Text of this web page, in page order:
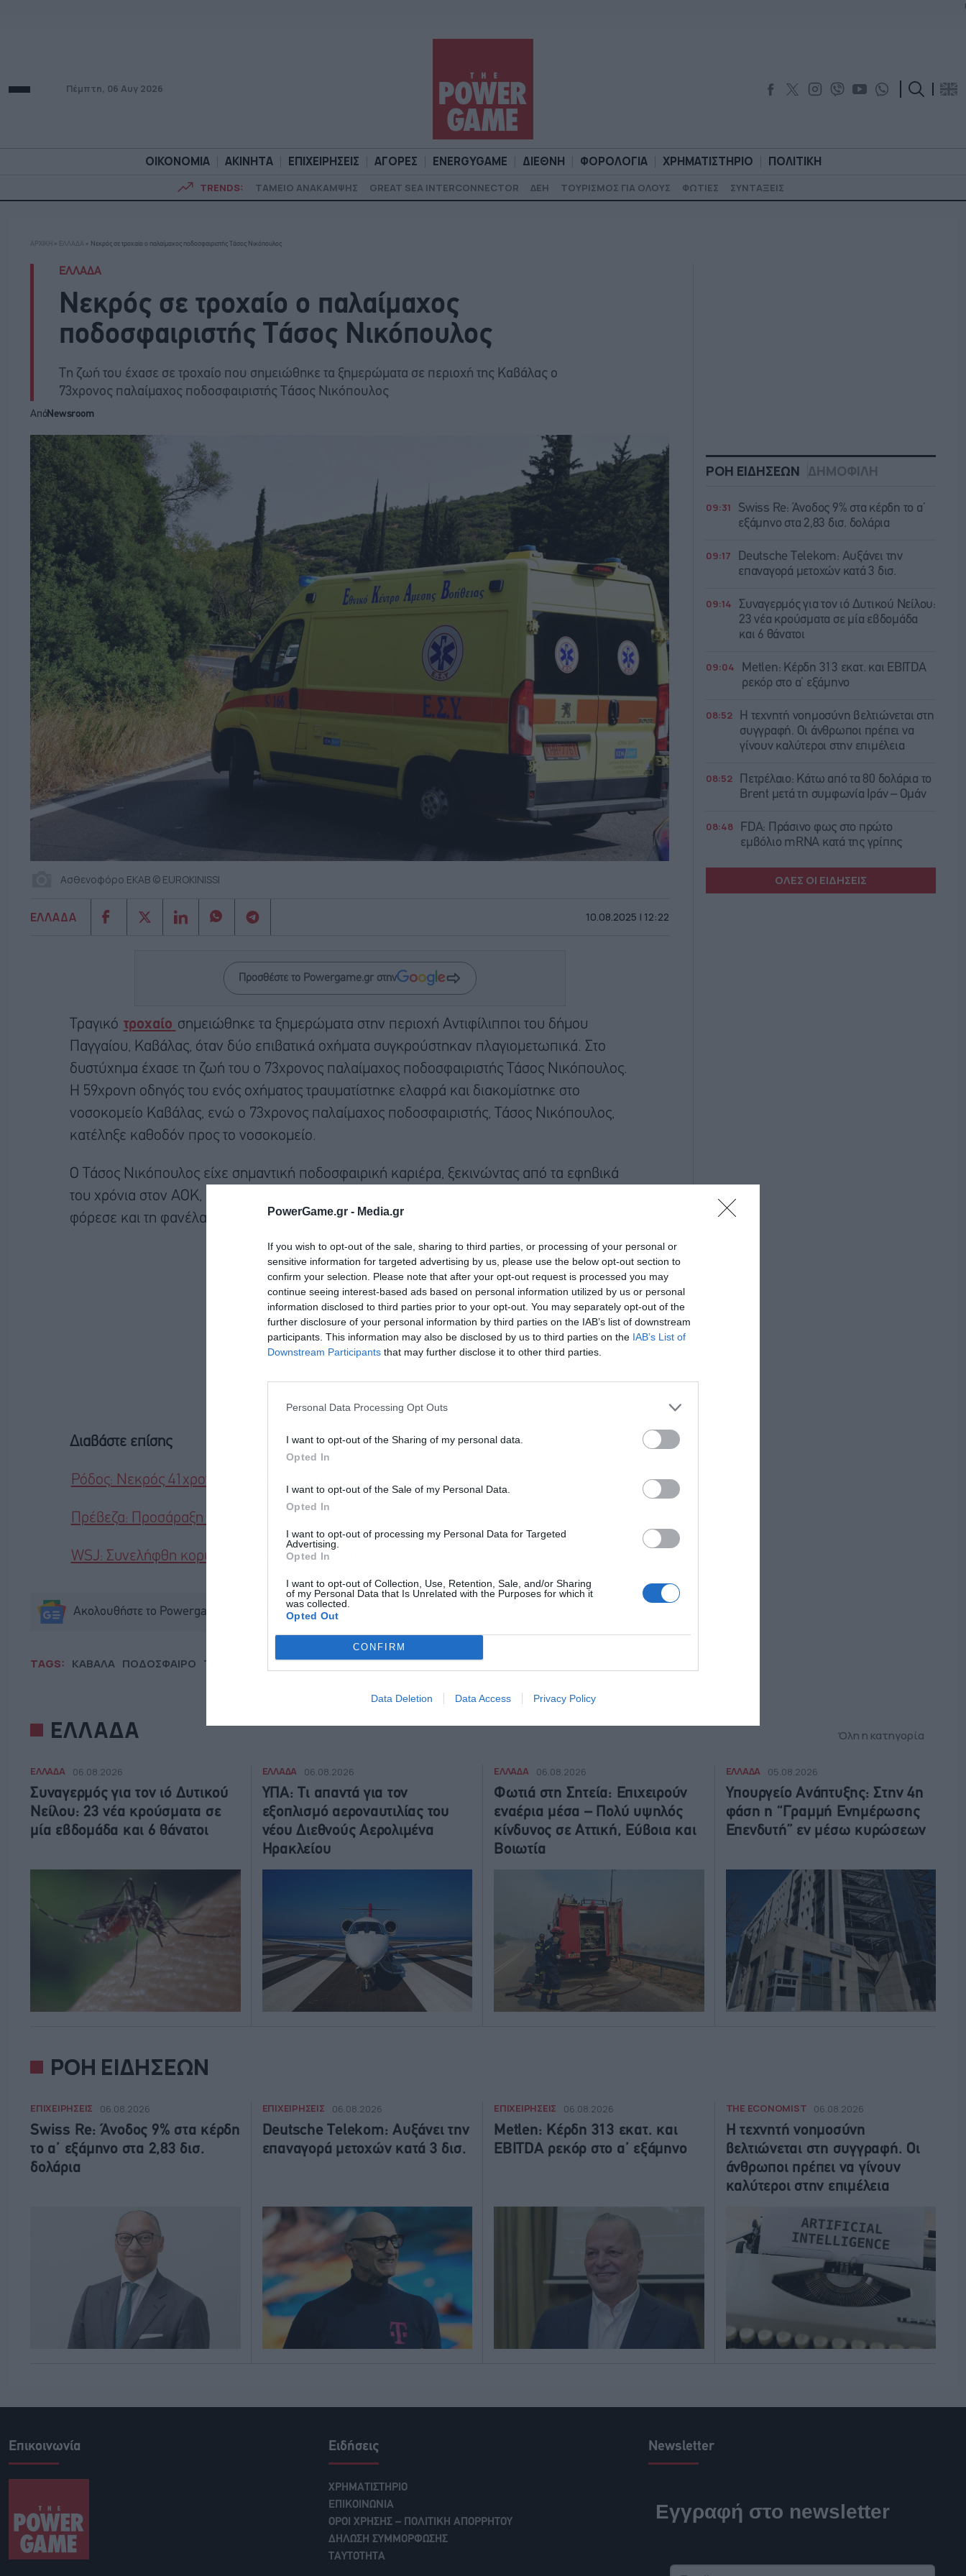
PowerGame.gr - Media.gr
If you wish to opt-out of the sale, sharing to third parties, or processing of your personal or
sensitive information for targeted advertising by us, please use the below opt-out section to
confirm your selection. Please note that after your opt-out request is processed you may
continue seeing interest-based ads based on personal information utilized by us or personal
information disclosed to third parties prior to your opt-out. You may separately opt-out of the
further disclosure of your personal information by third parties on the IAB’s list of downstream
participants. This information may also be disclosed by us to third parties on the IAB’s List of
Downstream Participants that may further disclose it to other third parties.
Personal Data Processing Opt Outs
I want to opt-out of the Sharing of my personal data.
Opted In
I want to opt-out of the Sale of my Personal Data.
Opted In
I want to opt-out of processing my Personal Data for Targeted
Advertising.
Opted In
I want to opt-out of Collection, Use, Retention, Sale, and/or Sharing
of my Personal Data that Is Unrelated with the Purposes for which it
was collected.
Opted Out
CONFIRM
Data Deletion Data Access Privacy Policy
Πέμπτη, 06 Αυγ 2026
ΟΙΚΟΝΟΜΙΑ ΑΚΙΝΗΤΑ ΕΠΙΧΕΙΡΗΣΕΙΣ ΑΓΟΡΕΣ ENERGYGAME ΔΙΕΘΝΗ ΦΟΡΟΛΟΓΙΑ ΧΡΗΜΑΤΙΣΤΗΡΙΟ ΠΟΛΙΤΙΚΗ
TRENDS: ΤΑΜΕΙΟ ΑΝΑΚΑΜΨΗΣ GREAT SEA INTERCONNECTOR ΔΕΗ ΤΟΥΡΙΣΜΟΣ ΓΙΑ ΟΛΟΥΣ ΦΩΤΙΕΣ ΣΥΝΤΑΞΕΙΣ
ΟΙΚΟΝΟΜΙΑ
ΑΡΧΙΚΗ » ΕΛΛΑΔΑ » Νεκρός σε τροχαίο ο παλαίμαχος ποδοσφαιριστής Τάσος Νικόπουλος
ΕΛΛΑΔΑ
Νεκρός σε τροχαίο ο παλαίμαχος
ποδοσφαιριστής Τάσος Νικόπουλος
Τη ζωή του έχασε σε τροχαίο που σημειώθηκε τα ξημερώματα σε περιοχή της Καβάλας ο
73χρονος παλαίμαχος ποδοσφαιριστής Τάσος Νικόπουλος
ΑπόNewsroom
Ασθενοφόρο ΕΚΑΒ © EUROKINISSI
ΕΛΛΑΔΑ 10.08.2025 | 12:22
Προσθέστε το Powergame.gr στην
Τραγικό τροχαίο σημειώθηκε τα ξημερώματα στην περιοχή Αντιφίλιπποι του δήμου
Παγγαίου, Καβάλας, όταν δύο επιβατικά οχήματα συγκρούστηκαν πλαγιομετωπικά. Στο
δυστύχημα έχασε τη ζωή του ο 73χρονος παλαίμαχος ποδοσφαιριστής Τάσος Νικόπουλος.
Η 59χρονη οδηγός του ενός οχήματος τραυματίστηκε ελαφρά και διακομίστηκε στο
νοσοκομείο Καβάλας, ενώ ο 73χρονος παλαίμαχος ποδοσφαιριστής, Τάσος Νικόπουλος,
κατέληξε καθοδόν προς το νοσοκομείο.
Ο Τάσος Νικόπουλος είχε σημαντική ποδοσφαιρική καριέρα, ξεκινώντας από τα εφηβικά
του χρόνια στον ΑΟΚ, ενώ αργότερα έγινε αναγνωρίσιμος για τη παρουσία στον Ορφέα και
φόρεσε και τη φανέλα του Βρασίδα Νέας Περάμου.
Διαβάστε επίσης
Ρόδος: Νεκρός 41χρονος μοτοσικλετιστής σε τροχαίο
Πρέβεζα: Προσάραξη ιστιοφόρου με 11 επιβαίνοντες
WSJ: Συνελήφθη κορυφαίος Κινέζος διπλωμάτης, υποψήφιος ΥΠΕΞ
Ακολουθήστε το Powergame.gr στο Google News για άμεση και έγκυρη οικονομική ενημέρωση!
TAGS: ΚΑΒΑΛΑ ΠΟΔΟΣΦΑΙΡΟ ΤΡΟΧΑΙΟ
ΡΟΗ ΕΙΔΗΣΕΩΝ ΔΗΜΟΦΙΛΗ
09:31
Swiss Re: Άνοδος 9% στα κέρδη το α’
εξάμηνο στα 2,83 δισ. δολάρια
09:17
Deutsche Telekom: Αυξάνει την
επαναγορά μετοχών κατά 3 δισ.
09:14
Συναγερμός για τον ιό Δυτικού Νείλου:
23 νέα κρούσματα σε μία εβδομάδα
και 6 θάνατοι
09:04
Metlen: Κέρδη 313 εκατ. και EBITDA
ρεκόρ στο α’ εξάμηνο
08:52
Η τεχνητή νοημοσύνη βελτιώνεται στη
συγγραφή. Οι άνθρωποι πρέπει να
γίνουν καλύτεροι στην επιμέλεια
08:52
Πετρέλαιο: Κάτω από τα 80 δολάρια το
Brent μετά τη συμφωνία Ιράν – Ομάν
08:48
FDA: Πράσινο φως στο πρώτο
εμβόλιο mRNA κατά της γρίπης
ΟΛΕΣ ΟΙ ΕΙΔΗΣΕΙΣ
ΕΛΛΑΔΑ Όλη η κατηγορία
ΕΛΛΑΔΑ 06.08.2026
Συναγερμός για τον ιό Δυτικού
Νείλου: 23 νέα κρούσματα σε
μία εβδομάδα και 6 θάνατοι
ΕΛΛΑΔΑ 06.08.2026
ΥΠΑ: Τι απαντά για τον
εξοπλισμό αεροναυτιλίας του
νέου Διεθνούς Αερολιμένα
Ηρακλείου
ΕΛΛΑΔΑ 06.08.2026
Φωτιά στη Σητεία: Επιχειρούν
εναέρια μέσα – Πολύ υψηλός
κίνδυνος σε Αττική, Εύβοια και
Βοιωτία
ΕΛΛΑΔΑ 05.08.2026
Υπουργείο Ανάπτυξης: Στην 4η
φάση η “Γραμμή Ενημέρωσης
Επενδυτή” εν μέσω κυρώσεων
ΡΟΗ ΕΙΔΗΣΕΩΝ
ΕΠΙΧΕΙΡΗΣΕΙΣ 06.08.2026
Swiss Re: Άνοδος 9% στα κέρδη
το α’ εξάμηνο στα 2,83 δισ.
δολάρια
ΕΠΙΧΕΙΡΗΣΕΙΣ 06.08.2026
Deutsche Telekom: Αυξάνει την
επαναγορά μετοχών κατά 3 δισ.
ΕΠΙΧΕΙΡΗΣΕΙΣ 06.08.2026
Metlen: Κέρδη 313 εκατ. και
EBITDA ρεκόρ στο α’ εξάμηνο
THE ECONOMIST 06.08.2026
Η τεχνητή νοημοσύνη
βελτιώνεται στη συγγραφή. Οι
άνθρωποι πρέπει να γίνουν
καλύτεροι στην επιμέλεια
Επικοινωνία Ειδήσεις
ΧΡΗΜΑΤΙΣΤΗΡΙΟ
ΕΠΙΚΟΙΝΩΝΙΑ
ΟΡΟΙ ΧΡΗΣΗΣ – ΠΟΛΙΤΙΚΗ ΑΠΟΡΡΗΤΟΥ
ΔΗΛΩΣΗ ΣΥΜΜΟΡΦΩΣΗΣ
ΤΑΥΤΟΤΗΤΑ
Newsletter
Εγγραφή στο newsletter